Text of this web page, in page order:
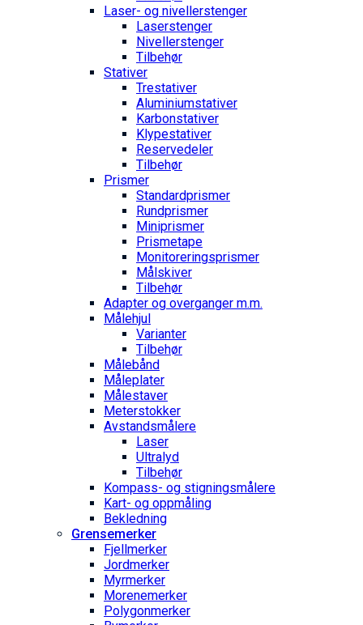
Laser- og nivellerstenger
Laserstenger
Nivellerstenger
Tilbehør
Stativer
Trestativer
Aluminiumstativer
Karbonstativer
Klypestativer
Reservedeler
Tilbehør
Prismer
Standardprismer
Rundprismer
Miniprismer
Prismetape
Monitoreringsprismer
Målskiver
Tilbehør
Adapter og overganger m.m.
Målehjul
Varianter
Tilbehør
Målebånd
Måleplater
Målestaver
Meterstokker
Avstandsmålere
Laser
Ultralyd
Tilbehør
Kompass- og stigningsmålere
Kart- og oppmåling
Bekledning
Grense­merker
Fjellmerker
Jordmerker
Myrmerker
Morenemerker
Polygonmerker